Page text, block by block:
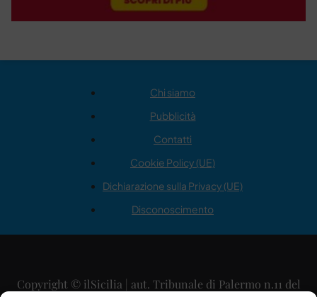
Chi siamo
Pubblicità
Contatti
Cookie Policy (UE)
Dichiarazione sulla Privacy (UE)
Disconoscimento
Copyright © ilSicilia | aut. Tribunale di Palermo n.11 del